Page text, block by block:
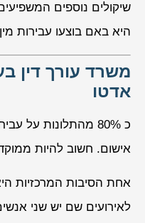
שיקולים נוספים
היא באם בוצעו עבירות
משרד עורך דין
אדטו
כ 80% מהתלונות על
אישום. חשוב להיות
אחת הסיבות המרכזיות
לאירועים שם יש שני